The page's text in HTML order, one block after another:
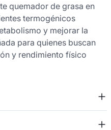
quemador de grasa en
termogénicos
y mejorar la
para quienes buscan
y rendimiento físico